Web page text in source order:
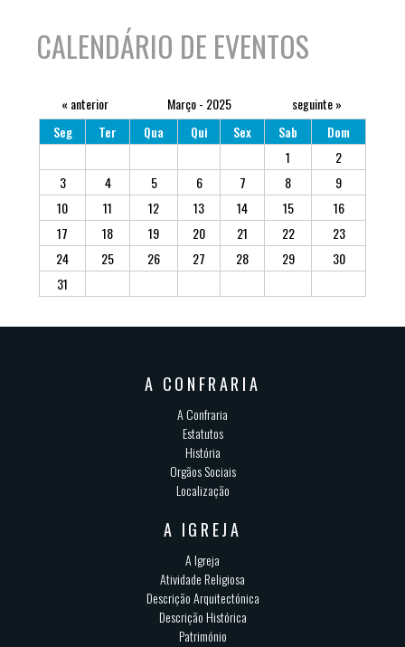
CALENDÁRIO DE EVENTOS
« anterior Março - 2025
seguinte »
Seg
Ter Qua Qui Sex Sab
Dom
1
2
3
4 5 6 7 8
9
10
11 12 13 14 15
16
17
18 19 20 21 22
23
24
25 26 27 28 29
30
31
A CONFRARIA
A Confraria
Estatutos
História
Orgãos Sociais
Localização
A IGREJA
A Igreja
Atividade Religiosa
Descrição Arquitectónica
Descrição Histórica
Património